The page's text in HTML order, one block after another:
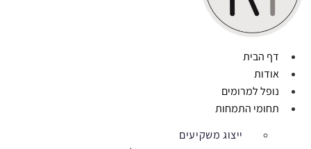
דף הבית
אודות
נופל למרומים
תחומי התמחות
ייצוג משקיעים